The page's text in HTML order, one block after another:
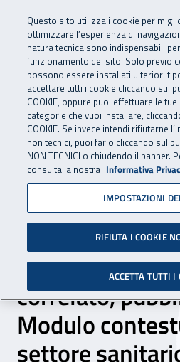
INAIL -
Navigazione
Navigazione - Ti trovi in:
Home Inail comunica News
25 marzo 2022
La
valutazione e
rischio stress
correlato,
Modulo
settore
Questo sito utilizza i cookie per
ottimizzare l’esperienza di
natura tecnica sono indispensabili
funzionamento del sito. Solo previo
possono essere installati ulteriori
accettare tutti i cookie cliccando sul
COOKIE, oppure puoi effettuare le
categorie che vuoi installare,
COOKIE. Se invece intendi rifiutarne
non tecnici, puoi farlo cliccando sul
NON TECNICI o chiudendo il banner.
consulta la nostra Informativa
IMPOSTAZIONI
RIFIUTA I COOKIE
ACCETTA TUTTI I